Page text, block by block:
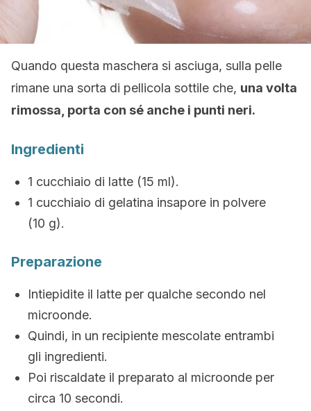
Quando questa maschera si asciuga, sulla pelle
rimane una sorta di pellicola sottile che, una volta
rimossa, porta con sé anche i punti neri.
Ingredienti
1 cucchiaio di latte (15 ml).
1 cucchiaio di gelatina insapore in polvere
(10 g).
Preparazione
Intiepidite il latte per qualche secondo nel
microonde.
Quindi, in un recipiente mescolate entrambi
gli ingredienti.
Poi riscaldate il preparato al microonde per
circa 10 secondi.